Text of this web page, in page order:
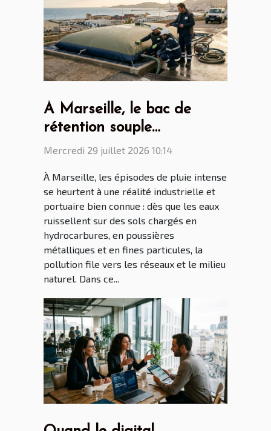
À Marseille, le bac de
rétention souple
révolutionne la gestion des
Mercredi 29 juillet 2026 10:14
À Marseille, les épisodes de pluie intense
se heurtent à une réalité industrielle et
portuaire bien connue : dès que les eaux
ruissellent sur des sols chargés en
hydrocarbures, en poussières
métalliques et en fines particules, la
pollution file vers les réseaux et le milieu
naturel. Dans ce...